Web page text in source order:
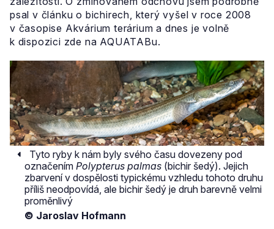
psal v článku o bichirech, který vyšel v roce 2008
v časopise Akvárium terárium a dnes je volně
k dispozici zde na AQUATABu.
Tyto ryby k nám byly svého času dovezeny pod
označením Polypterus palmas (bichir šedý). Jejich
zbarvení v dospělosti typickému vzhledu tohoto druhu
příliš neodpovídá, ale bichir šedý je druh barevně velmi
proměnlivý
© Jaroslav Hofmann